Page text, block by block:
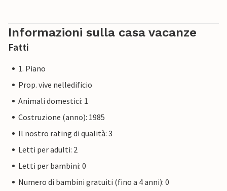
Informazioni sulla casa vacanze
Fatti
1. Piano
Prop. vive nelledificio
Animali domestici: 1
Costruzione (anno): 1985
Il nostro rating di qualità: 3
Letti per adulti: 2
Letti per bambini: 0
Numero di bambini gratuiti (fino a 4 anni): 0